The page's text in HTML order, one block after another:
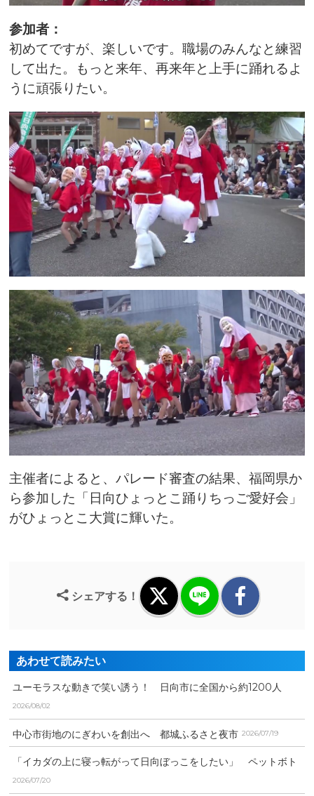
参加者：
初めてですが、楽しいです。職場のみんなと練習
して出た。もっと来年、再来年と上手に踊れるよ
うに頑張りたい。
主催者によると、パレード審査の結果、福岡県か
ら参加した「日向ひょっとこ踊りちっご愛好会」
がひょっとこ大賞に輝いた。
シェアする！
あわせて読みたい
ユーモラスな動きで笑い誘う！ 日向市に全国から約1200人
ひょっとこ踊りパレー...
2026/08/02
中心市街地のにぎわいを創出へ 都城ふるさと夜市 2026/07/19
「イカダの上に寝っ転がって日向ぼっこをしたい」 ペットボト
ルで手づくりイカダづく...
2026/07/20